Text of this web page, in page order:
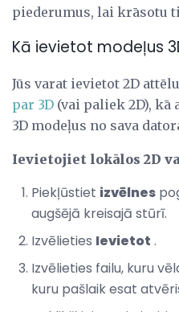
piederumus, lai krāsotu
Kā ievietot modeļus
Jūs varat ievietot 2D
par 3D (vai paliek 2D),
3D modeļus no sava
Ievietojiet lokālos 2D
Piekļūstiet izvēlnes
augšējā kreisajā stūrī.
Izvēlieties Ievietot .
Izvēlieties failu, kuru
kuru pašlaik esat